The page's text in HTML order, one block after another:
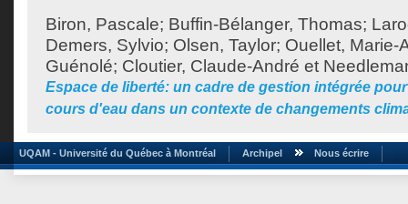
Biron, Pascale; Buffin-Bélanger, Thomas;
Demers, Sylvio; Olsen, Taylor; Ouellet, Marie-
Guénolé; Cloutier, Claude-André et
Espace de liberté: un cadre de gestion intégrée
cours d'eau dans un contexte de changements
UQAM - Université du Québec à Montréal Archipel Nous écrire